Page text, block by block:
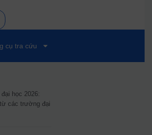
cụ tra cứu
học 2026:
các trường đại